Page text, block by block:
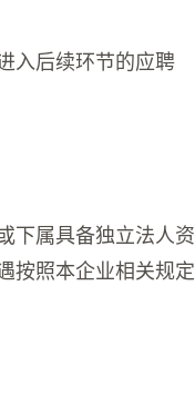
入后续环节的应聘
下属具备独立法人资
按照本企业相关规定